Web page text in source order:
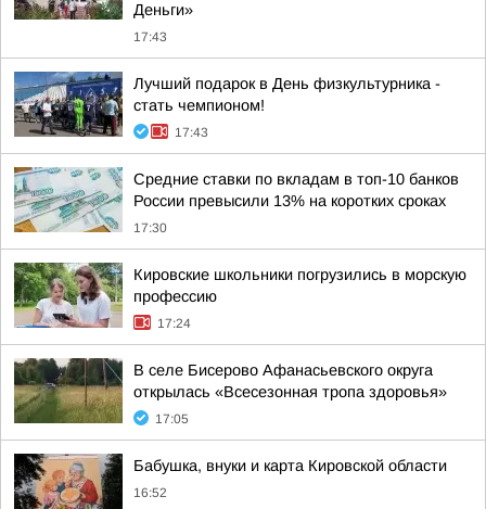
Деньги»
17:43
Лучший подарок в День физкультурника -
стать чемпионом!
17:43
Средние ставки по вкладам в топ-10 банков
России превысили 13% на коротких сроках
17:30
Кировские школьники погрузились в морскую
профессию
17:24
В селе Бисерово Афанасьевского округа
открылась «Всесезонная тропа здоровья»
17:05
Бабушка, внуки и карта Кировской области
16:52